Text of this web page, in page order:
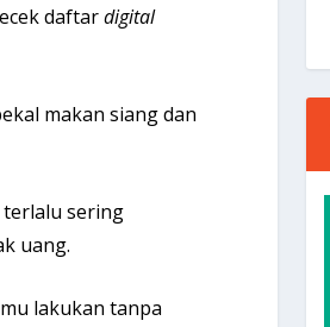
daftardigital
makan siang dan
terlalu sering
uang.
lakukan tanpa